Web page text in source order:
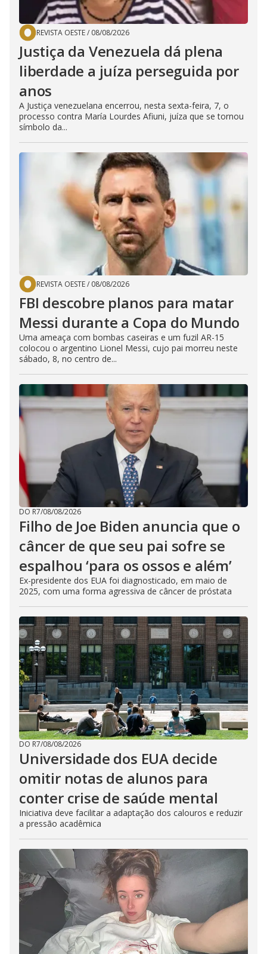
REVISTA OESTE/ 08/08/2026
Justiça da Venezuela dá plena
liberdade a juíza perseguida por
anos
A Justiça venezuelana encerrou, nesta sexta-feira, 7, o
processo contra María Lourdes Afiuni, juíza que se tornou
símbolo da...
REVISTA OESTE/ 08/08/2026
FBI descobre planos para matar
Messi durante a Copa do Mundo
Uma ameaça com bombas caseiras e um fuzil AR-15
colocou o argentino Lionel Messi, cujo pai morreu neste
sábado, 8, no centro de...
DO R7/08/08/2026
Filho de Joe Biden anuncia que o
câncer de que seu pai sofre se
espalhou ‘para os ossos e além’
Ex-presidente dos EUA foi diagnosticado, em maio de
2025, com uma forma agressiva de câncer de próstata
DO R7/08/08/2026
Universidade dos EUA decide
omitir notas de alunos para
conter crise de saúde mental
Iniciativa deve facilitar a adaptação dos calouros e reduzir
a pressão acadêmica